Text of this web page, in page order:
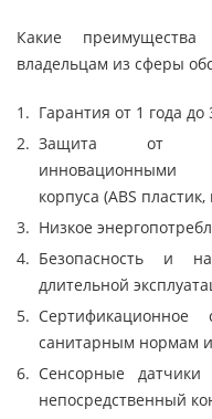
Какие
владельцам из сферы
Гарантия от 1 года
Защита от
инновационными
корпуса (ABS
Низкое
Безопасность и
длительной
Сертификационное
санитарным нормам
Сенсорные
непосредственный